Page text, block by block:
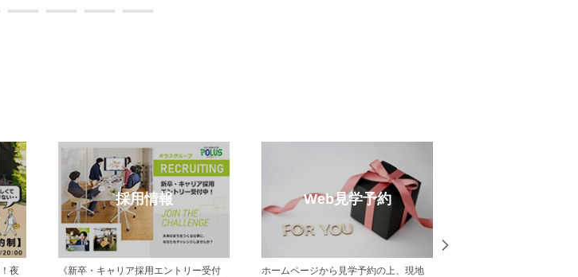
特集
できるポラ
メルマガ登録
【登録無料】ポラスの新築一戸建て・
売却のご相談
不動産売却・買取りのご相談はポラ